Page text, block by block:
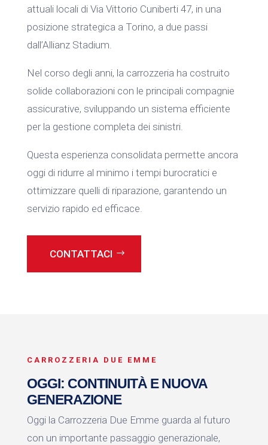
attuali locali di Via Vittorio Cuniberti 47, in una
posizione strategica a Torino, a due passi
dall’Allianz Stadium.
Nel corso degli anni, la carrozzeria ha costruito
solide collaborazioni con le principali compagnie
assicurative, sviluppando un sistema efficiente
per la gestione completa dei sinistri.
Questa esperienza consolidata permette ancora
oggi di ridurre al minimo i tempi burocratici e
ottimizzare quelli di riparazione, garantendo un
servizio rapido ed efficace.
CONTATTACI
CARROZZERIA DUE EMME
OGGI: CONTINUITÀ E NUOVA
GENERAZIONE
Oggi la Carrozzeria Due Emme guarda al futuro
con un importante passaggio generazionale,